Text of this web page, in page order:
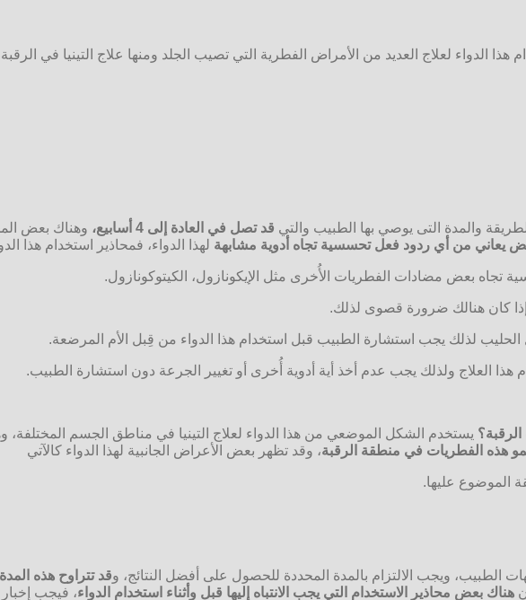
هذا الدواء لعلاج العديد من الأمراض الفطرية التي تصيب الجلد ومنها علاج التينيا في
والمدة التى يوصي بها الطبيب والتي قد تصل في العادة إلى 4 أسابيع،
وهناك بعض
يعاني من أي ردود فعل تحسسية تجاه أدوية مشابهة لهذا الدواء، فمحاذير استخدام هذا
تجاه بعض مضادات الفطريات الأُخرى مثل الإيكونازول، الكيتوكونازول.
إذا كان هنالك ضرورة قصوى لذلك.
لذلك يجب استشارة الطبيب قبل استخدام هذا الدواء من قِبل الأم المرضعة.
هذا العلاج ولذلك يجب عدم أخذ أية أدوية أُخرى أو تغيير الجرعة دون استشارة الطبيب.
يستخدم الشكل الموضعي من هذا الدواء لعلاج التينيا في مناطق الجسم المختلفة،
هذه الفطريات في منطقة الرقبة، وقد تظهر بعض الأعراض الجانبية لهذا الدواء كالآتي
الموضوع عليها.
الطبيب، ويجب الالتزام بالمدة المحددة للحصول على أفضل النتائج، وقد تتراوح هذه المدة بين 2-4
هناك بعض محاذير الاستخدام التي يجب الانتباه إليها قبل وأثناء استخدام الدواء، فيجب